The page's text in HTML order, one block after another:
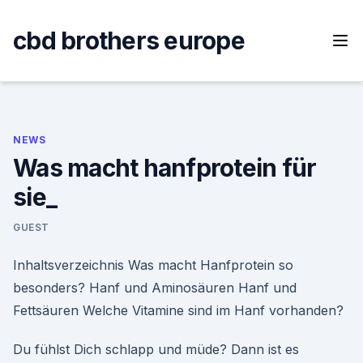
content
cbd brothers europe
NEWS
Was macht hanfprotein für
sie_
GUEST
Inhaltsverzeichnis Was macht Hanfprotein so
besonders? Hanf und Aminosäuren Hanf und
Fettsäuren Welche Vitamine sind im Hanf vorhanden?
Du fühlst Dich schlapp und müde? Dann ist es